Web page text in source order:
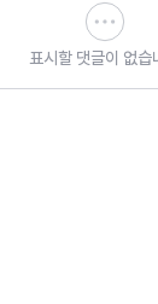
표시할 댓글이 없습